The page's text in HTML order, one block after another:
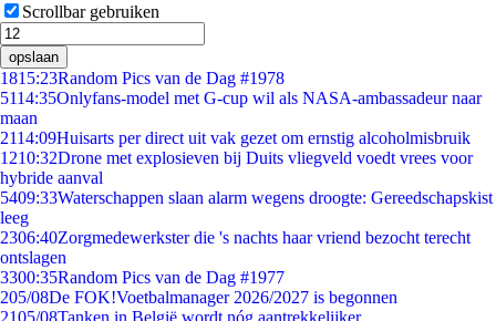
Scrollbar gebruiken
opslaan
1815:23Random Pics van de Dag #1978
5114:35Onlyfans-model met G-cup wil als NASA-ambassadeur naar
maan
2114:09Huisarts per direct uit vak gezet om ernstig alcoholmisbruik
1210:32Drone met explosieven bij Duits vliegveld voedt vrees voor
hybride aanval
5409:33Waterschappen slaan alarm wegens droogte: Gereedschapskist
leeg
2306:40Zorgmedewerkster die 's nachts haar vriend bezocht terecht
ontslagen
3300:35Random Pics van de Dag #1977
205/08De FOK!Voetbalmanager 2026/2027 is begonnen
2105/08Tanken in België wordt nóg aantrekkelijker